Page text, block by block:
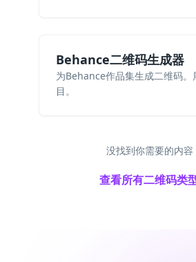
Behance二维码生成器
为Behance作品集生成二维码。
目。
没找到你需要的内容
查看所有二维码类